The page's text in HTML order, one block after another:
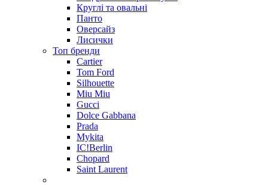
Круглі та овальні
Панто
Оверсайз
Лисички
Топ бренди
Cartier
Tom Ford
Silhouette
Miu Miu
Gucci
Dolce Gabbana
Prada
Mykita
IC!Berlin
Chopard
Saint Laurent